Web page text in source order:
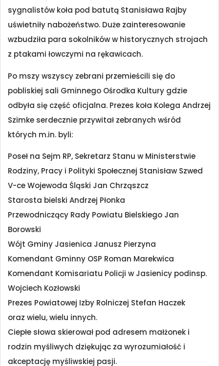
sygnalistów koła pod batutą Stanisława Rajby
uświetniły nabożeństwo. Duże zainteresowanie
wzbudziła para sokolników w historycznych strojach
z ptakami łowczymi na rękawicach.
Po mszy wszyscy zebrani przemieścili się do
pobliskiej sali Gminnego Ośrodka Kultury gdzie
odbyła się część oficjalna. Prezes koła Kolega Andrzej
Szimke serdecznie przywitał zebranych wśród
których m.in. byli:
Poseł na Sejm RP, Sekretarz Stanu w Ministerstwie
Rodziny, Pracy i Polityki Społecznej Stanisław Szwed
V-ce Wojewoda Śląski Jan Chrząszcz
Starosta bielski Andrzej Płonka
Przewodniczący Rady Powiatu Bielskiego Jan
Borowski
Wójt Gminy Jasienica Janusz Pierzyna
Komendant Gminny OSP Roman Marekwica
Komendant Komisariatu Policji w Jasienicy podinsp.
Wojciech Kozłowski
Prezes Powiatowej Izby Rolniczej Stefan Haczek
oraz wielu, wielu innych.
Ciepłe słowa skierował pod adresem małżonek i
rodzin myśliwych dziękując za wyrozumiałość i
akceptację myśliwskiej pasji.